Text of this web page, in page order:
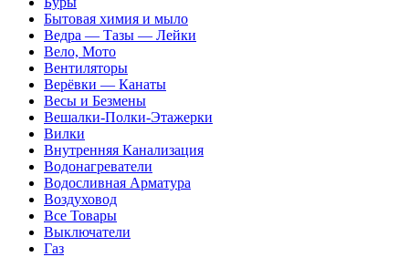
Бытовая химия и мыло
Ведра — Тазы — Лейки
Вело, Мото
Вентиляторы
Верёвки — Канаты
Весы и Безмены
Вешалки-Полки-Этажерки
Вилки
Внутренняя Канализация
Водонагреватели
Водосливная Арматура
Воздуховод
Все Товары
Выключатели
Газ